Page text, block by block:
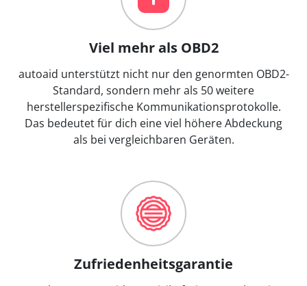
Viel mehr als OBD2
autoaid unterstützt nicht nur den genormten OBD2-
Standard, sondern mehr als 50 weitere
herstellerspezifische Kommunikationsprotokolle.
Das bedeutet für dich eine viel höhere Abdeckung
als bei vergleichbaren Geräten.
Zufriedenheitsgarantie